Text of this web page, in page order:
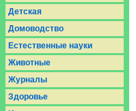
Детская
Домоводство
Естественные науки
Животные
Журналы
Здоровье